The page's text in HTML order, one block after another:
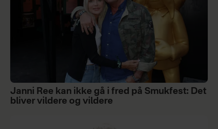
Janni Ree kan ikke gå i fred på Smukfest: Det
bliver vildere og vildere